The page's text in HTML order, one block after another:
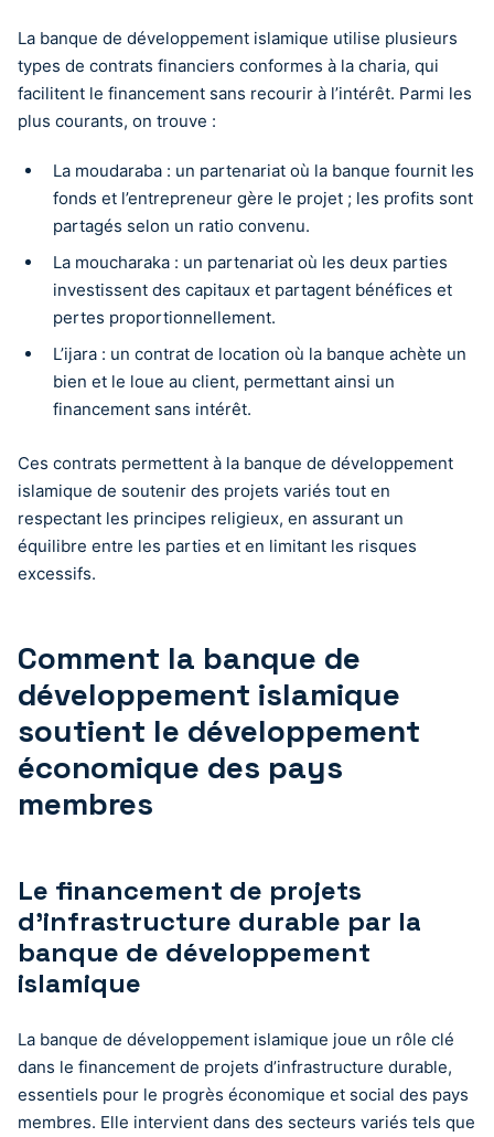
La banque de développement islamique utilise plusieurs
types de contrats financiers conformes à la charia, qui
facilitent le financement sans recourir à l’intérêt. Parmi les
plus courants, on trouve :
La moudaraba : un partenariat où la banque fournit les
fonds et l’entrepreneur gère le projet ; les profits sont
partagés selon un ratio convenu.
La moucharaka : un partenariat où les deux parties
investissent des capitaux et partagent bénéfices et
pertes proportionnellement.
L’ijara : un contrat de location où la banque achète un
bien et le loue au client, permettant ainsi un
financement sans intérêt.
Ces contrats permettent à la banque de développement
islamique de soutenir des projets variés tout en
respectant les principes religieux, en assurant un
équilibre entre les parties et en limitant les risques
excessifs.
Comment la banque de
développement islamique
soutient le développement
économique des pays
membres
Le financement de projets
d’infrastructure durable par la
banque de développement
islamique
La banque de développement islamique joue un rôle clé
dans le financement de projets d’infrastructure durable,
essentiels pour le progrès économique et social des pays
membres. Elle intervient dans des secteurs variés tels que